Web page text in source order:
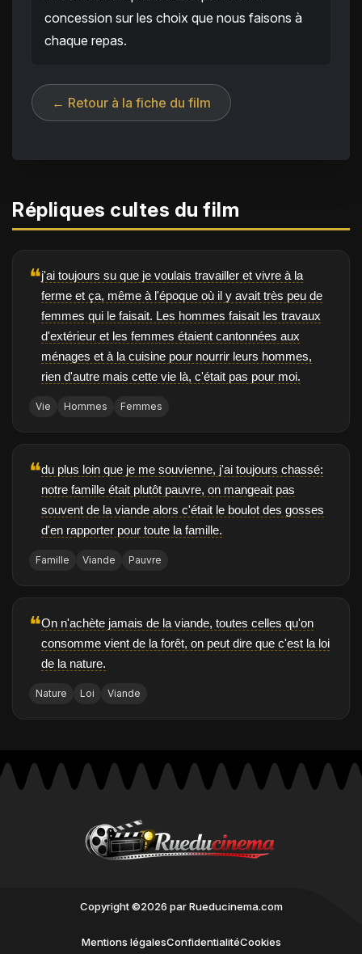
concession sur les choix que nous faisons à
chaque repas.
← Retour à la fiche du film
Répliques cultes du film
❝j'ai toujours su que je voulais travailler et vivre à la
ferme et ça, même à l'époque où il y avait très peu de
femmes qui le faisait. Les hommes faisait les travaux
d'extérieur et les femmes étaient cantonnées aux
ménages et à la cuisine pour nourrir leurs hommes,
rien d'autre mais cette vie là, c'était pas pour moi.
Vie Hommes Femmes
❝du plus loin que je me souvienne, j'ai toujours chassé:
notre famille était plutôt pauvre, on mangeait pas
souvent de la viande alors c'était le boulot des gosses
d'en rapporter pour toute la famille.
Famille Viande Pauvre
❝On n'achète jamais de la viande, toutes celles qu'on
consomme vient de la forêt, on peut dire que c'est la loi
de la nature.
Nature Loi Viande
Copyright ©2026 par Rueducinema.com
Mentions légalesConfidentialitéCookies